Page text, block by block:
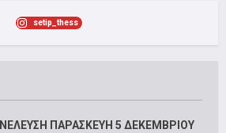
setip_thess
ΠΑΡΑΣΚΕΥΗ 5 ΔΕΚΕΜΒΡΙΟΥ